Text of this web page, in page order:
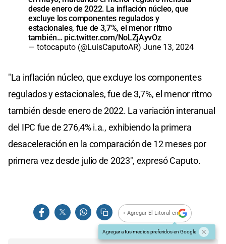
desde enero de 2022. La inflación núcleo, que
excluye los componentes regulados y
estacionales, fue de 3,7%, el menor ritmo
también… pic.twitter.com/NoLZjAyvOz
— totocaputo (@LuisCaputoAR) June 13, 2024
"La inflación núcleo, que excluye los componentes
regulados y estacionales, fue de 3,7%, el menor ritmo
también desde enero de 2022. La variación interanual
del IPC fue de 276,4% i.a., exhibiendo la primera
desaceleración en la comparación de 12 meses por
primera vez desde julio de 2023", expresó Caputo.
+ Agregar El Litoral en
Agregar a tus medios preferidos en Google